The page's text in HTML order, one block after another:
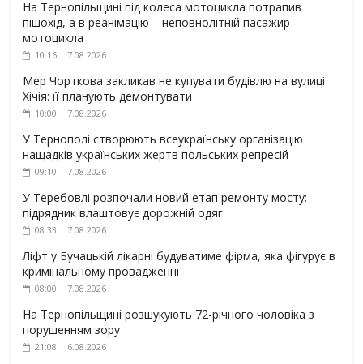
На Тернопільщині під колеса мотоцикла потрапив
пішохід, а в реанімацію – неповнолітній пасажир
мотоцикла
10:16 | 7.08.2026
Мер Чорткова закликав не купувати будівлю на вулиці
Хічія: її планують демонтувати
10:00 | 7.08.2026
У Тернополі створюють всеукраїнську організацію
нащадків українських жертв польських репресій
09:10 | 7.08.2026
У Теребовлі розпочали новий етап ремонту мосту:
підрядник влаштовує дорожній одяг
08:33 | 7.08.2026
Ліфт у Бучацькій лікарні будуватиме фірма, яка фігурує в
кримінальному провадженні
08:00 | 7.08.2026
На Тернопільщині розшукують 72-річного чоловіка з
порушенням зору
21:08 | 6.08.2026